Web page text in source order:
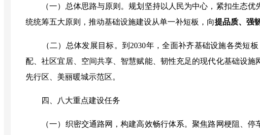
（一）总体思路与原则 。规划坚持以人民为中心，紧扣生态优
统统筹五大原则，推动基础设施建设从单一补短板，向提品质、强
（二）总体发展目标。 到 2030年，全面补齐基础设施各类短
配、社区宜居、空间共享、智慧赋能、韧性充足的现代化基础设
先行区、美丽暖城示范区。
四、八大重点建设任务
（一）织密交通路网，构建高效畅行体系。聚焦路网梗阻、停